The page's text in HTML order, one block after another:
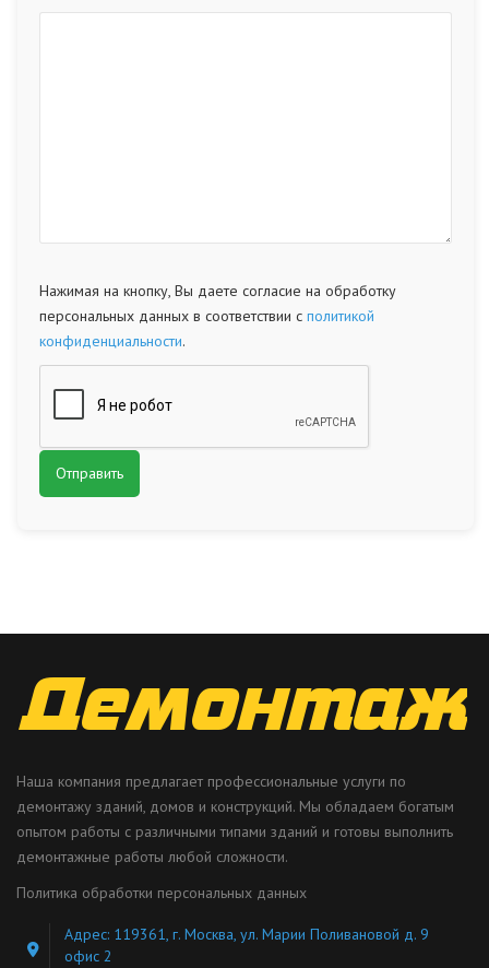
Нажимая на кнопку, Вы даете согласие на обработку
персональных данных в соответствии с политикой
конфиденциальности.
Наша компания предлагает профессиональные услуги по
демонтажу зданий, домов и конструкций. Мы обладаем богатым
опытом работы с различными типами зданий и готовы выполнить
демонтажные работы любой сложности.
Политика обработки персональных данных
Адрес: 119361, г. Москва, ул. Марии Поливановой д. 9
офис 2